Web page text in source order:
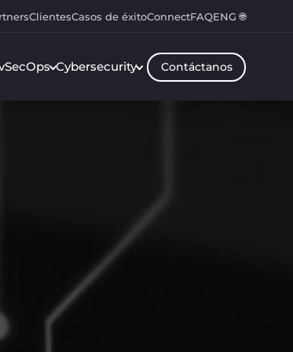
ClientesCasos de éxitoConnectFAQENG 🌐
Cybersecurity Contáctanos